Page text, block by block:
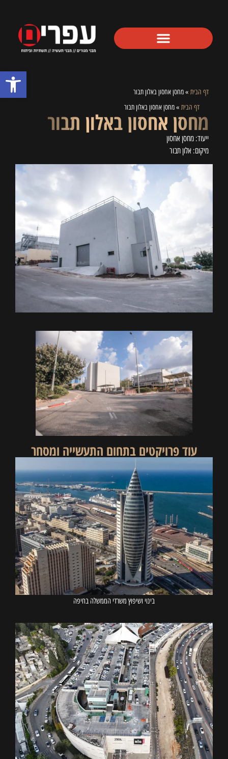
פתח
דף הבית »מחסן אחסון באלון תבור
דף הבית »מחסן אחסון באלון תבור
מחסן אחסון באלון תבור
ייעוד: מחסן אחסון
מיקום: אלון תבור
עוד פרויקטים בתחום התעשייה ומסחר
בינוי ושיפוץ משרדי הממשלה בחיפה